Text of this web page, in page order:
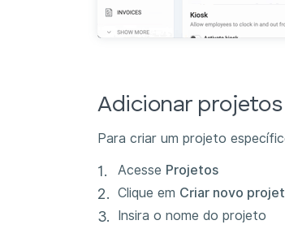
Adicionar
Para criar um projeto
Acesse Projetos
Clique em Criar novo
Insira o nome do projeto